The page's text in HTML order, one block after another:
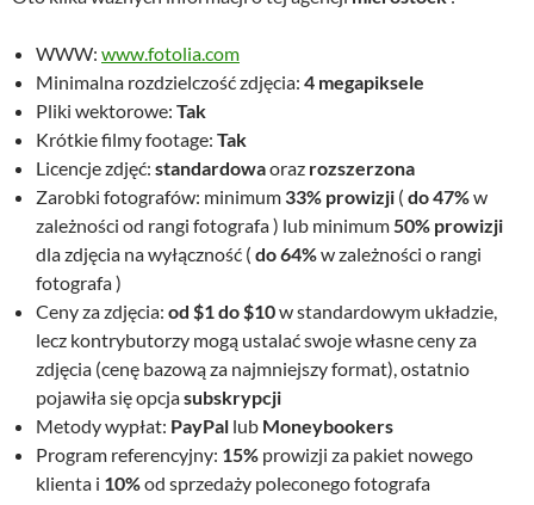
WWW: www.fotolia.com
Minimalna rozdzielczość zdjęcia: 4 megapiksele
Pliki wektorowe: Tak
Krótkie filmy footage: Tak
Licencje zdjęć: standardowaoraz rozszerzona
Zarobki fotografów: minimum 33% prowizji ( do 47%w
zależności od rangi fotografa ) lub minimum 50% prowizji
dla zdjęcia na wyłączność ( do 64%w zależności o rangi
fotografa )
Ceny za zdjęcia: od $1 do $10w standardowym układzie,
lecz kontrybutorzy mogą ustalać swoje własne ceny za
zdjęcia (cenę bazową za najmniejszy format), ostatnio
pojawiła się opcjasubskrypcji
Metody wypłat: PayPal lub Moneybookers
Program referencyjny: 15% prowizji za pakiet nowego
klienta i 10%od sprzedaży poleconego fotografa